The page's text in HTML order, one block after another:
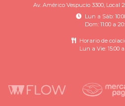
Av. Américo Vespucio 3300, Local
Lun a Sáb:
Dom: 11:00 a
Horario de
Lun a Vie: 15:00